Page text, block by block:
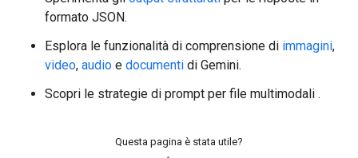
formato JSON.
Esplora le funzionalità di comprensione di immagini,
video, audio e documenti di Gemini.
Scopri le strategie di prompt per file multimodali .
Questa pagina è stata utile?